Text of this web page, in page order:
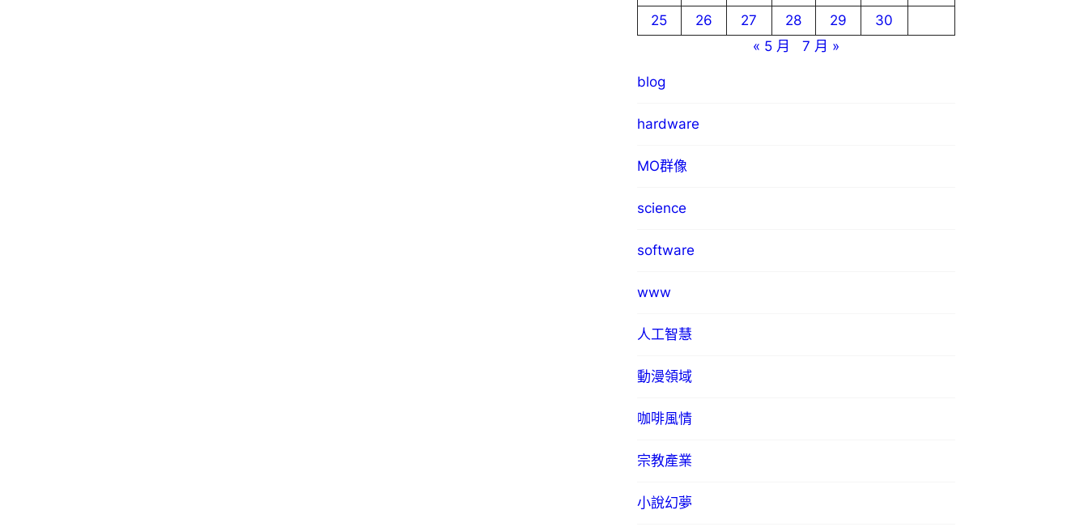
25
26 27 28 29
30
« 5 月
7 月 »
blog
hardware
MO群像
science
software
www
人工智慧
動漫領域
咖啡風情
宗教產業
小說幻夢